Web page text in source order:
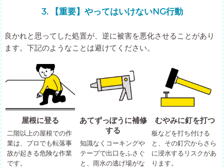
3. 【重要】やってはいけないNG行動
良かれと思ってした処置が、逆に被害を悪化させることがあり
ます。下記のようなことは避けてください。
屋根に登る
二階以上の屋根での作
業は、プロでも転落事
故が起きる危険な作業
です。
あてずっぽうに補修
する
知識なくコーキングや
テープで出口をふさぐ
と、雨水の逃げ場がな
むやみに釘を打つ
板などを打ち付ける
と、その釘穴からさら
に浸水するリスクがあ
ります。